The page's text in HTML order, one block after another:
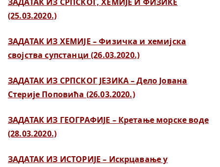
(25.03.2020.)
ЗАДАТАК ИЗ ХЕМИЈЕ – Физичка и хемијска
својства супстанци (26.03.2020.)
ЗАДАТАК ИЗ СРПСКОГ ЈЕЗИКА – Дело Јована
Стерије Поповића (26.03.2020.)
ЗАДАТАК ИЗ ГЕОГРАФИЈЕ – Кретање морске воде
(28.03.2020.)
ЗАДАТАК ИЗ ИСТОРИЈЕ – Искрцавање у